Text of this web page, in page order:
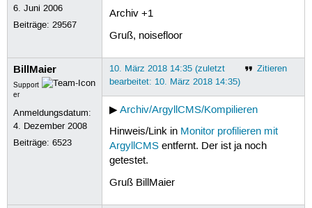
6. Juni 2006
Beiträge:29567
Archiv +1
Gruß, noisefloor
BillMaier
Support
er
Anmeldungsdatum:
4. Dezember 2008
Beiträge:6523
Zitieren
10. März 2018 14:35 (zuletzt
bearbeitet: 10. März 2018 14:35)
▶Archiv/ArgyllCMS/Kompilieren
Hinweis/Link in Monitor profilieren mit
ArgyllCMSentfernt. Der ist ja noch
getestet.
Gruß BillMaier